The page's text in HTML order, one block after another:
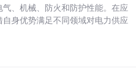
、机械、防火和防护性能。在应
身优势满足不同领域对电力供应